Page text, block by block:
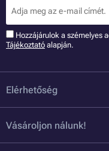
Hozzájárulok a szémelyes
Tájékoztató alapján.
Elérhetőség
Vásároljon nálunk!